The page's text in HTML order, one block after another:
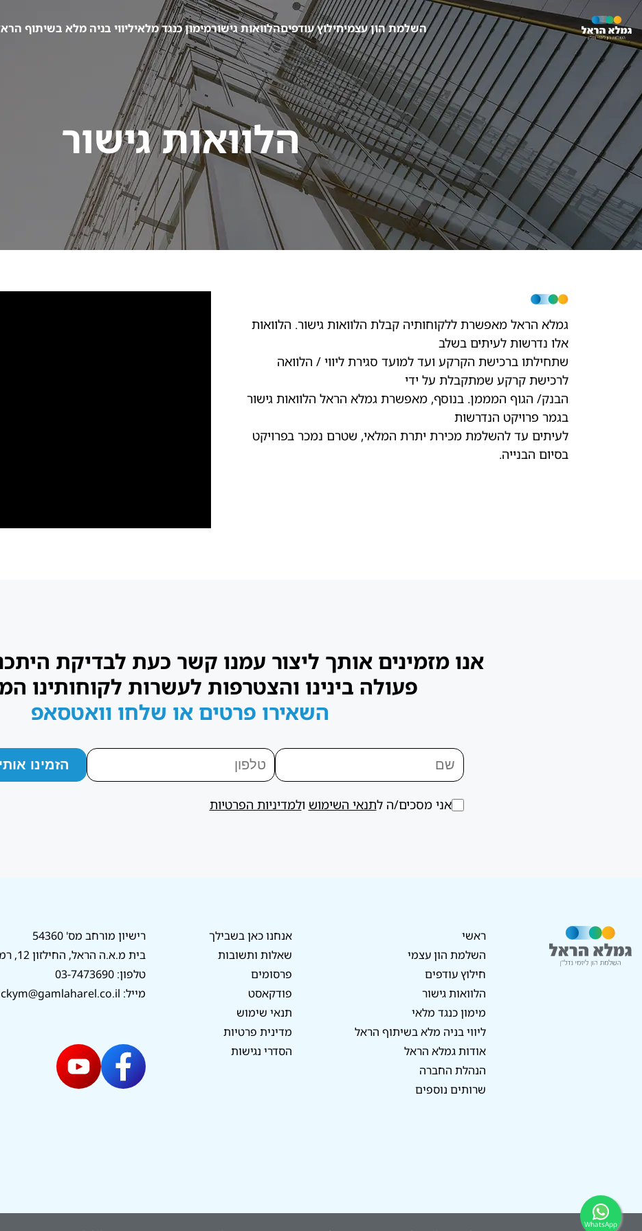
השלמת הון עצמיחילוץ עודפיםהלוואות גישורמימון כנגד מלאיליווי בניה מלא בשיתוף
הלוואות גישור
גמלא הראל מאפשרת ללקוחותיה קבלת הלוואות גישור. הלוואות
אלו נדרשות לעיתים בשלב
שתחילתו ברכישת הקרקע ועד למועד סגירת ליווי / הלוואה
לרכישת קרקע שמתקבלת על ידי
הבנק/ הגוף המממן. בנוסף, מאפשרת גמלא הראל הלוואות גישור
בגמר פרויקט הנדרשות
לעיתים עד להשלמת מכירת יתרת המלאי, שטרם נמכר בפרויקט
בסיום הבנייה.
אנו מזמינים אותך ליצור עמנו קשר כעת לבדיקת
פעולה בינינו והצטרפות לעשרות לקוחותינו
השאירו פרטים או שלחו וואטסאפ
אני מסכים/ה לתנאי השימוש ולמדיניות הפרטיות
ראשי
השלמת הון עצמי
חילוץ עודפים
הלוואות גישור
מימון כנגד מלאי
ליווי בניה מלא בשיתוף הראל
אודות גמלא הראל
הנהלת החברה
שרותים נוספים
אנחנו כאן בשבילך
שאלות ותשובות
פרסומים
פודקאסט
תנאי שימוש
מדינית פרטיות
הסדרי נגישות
רישיון מורחב מס' 54360
בית מ.א.ה הראל, החילזון 12, רמת גן
טלפון:03-7473690
מייל:
WhatsApp